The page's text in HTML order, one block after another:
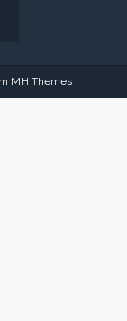
MH Themes